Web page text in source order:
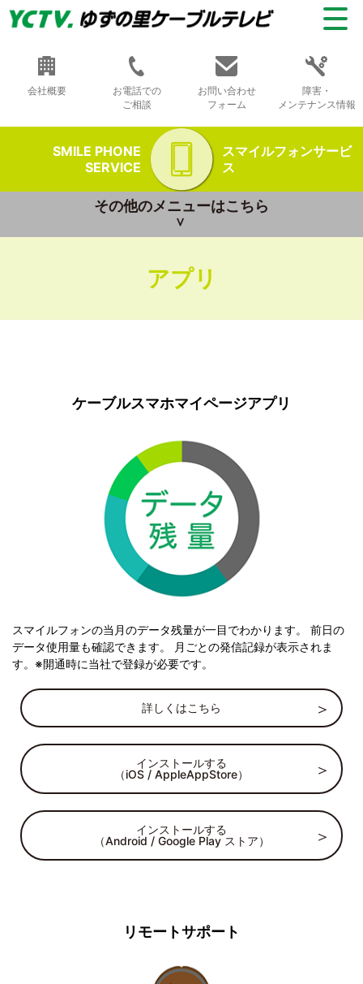
会社概要
お電話での
ご相談
お問い合わせ
フォーム
障害・
メンテナンス情報
SMILE PHONE
SERVICE
スマイルフォンサービ
ス
その他のメニューはこちら
アプリ
ケーブルスマホマイページアプリ
スマイルフォンの当月のデータ残量が一目でわかります。 前日の
データ使用量も確認できます。 月ごとの発信記録が表示されま
す。※開通時に当社で登録が必要です。
詳しくはこちら
インストールする
（iOS / AppleAppStore）
インストールする
（Android / Google Play ストア）
リモートサポート